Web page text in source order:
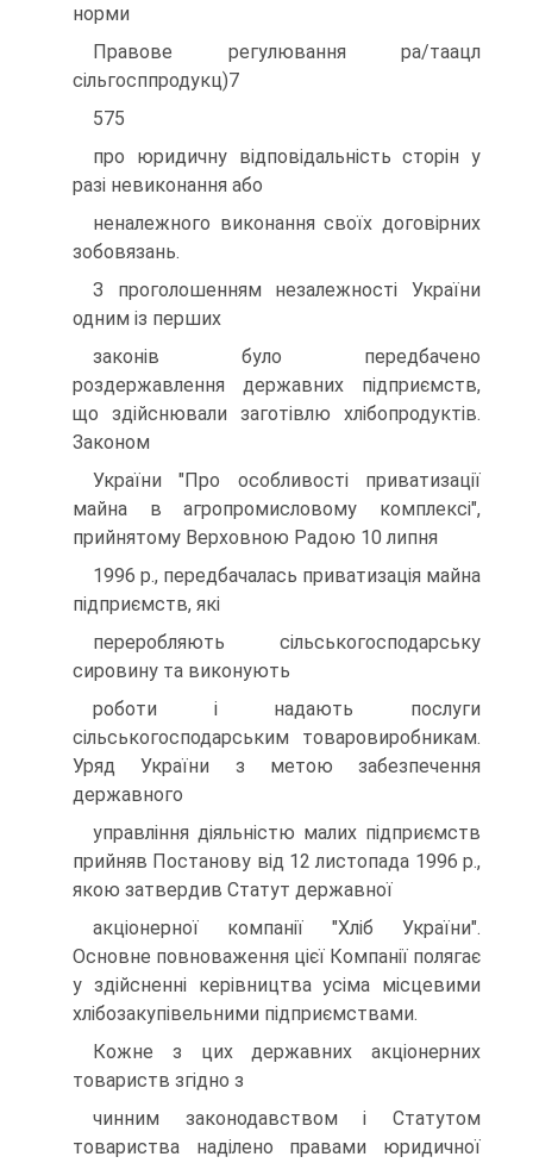
норми
Правове регулювання ра/таацл
сiльгосппродукц)7
575
про юридичну вiдповiдальнiсть сторiн у
разi невиконання або
неналежного виконання своїх договiрних
зобовязань.
З проголошенням незалежностi України
одним iз перших
законiв було передбачено
роздержавлення державних пiдприємств,
що здiйснювали заготiвлю хлiбопродуктiв.
Законом
України "Про особливостi приватизацiї
майна в агропромисловому комплексi",
прийнятому Верховною Радою 10 липня
1996 р., передбачалась приватизацiя майна
пiдприємств, якi
переробляють сiльськогосподарську
сировину та виконують
роботи i надають послуги
сiльськогосподарським товаровиробникам.
Уряд України з метою забезпечення
державного
управлiння дiяльнiстю малих пiдприємств
прийняв Постанову вiд 12 листопада 1996 р.,
якою затвердив Статут державної
акцiонерної компанiї "Хлiб України".
Основне повноваження цiєї Компанiї полягає
у здiйсненнi керiвництва усiма мiсцевими
хлiбозакупiвельними пiдприємствами.
Кожне з цих державних акцiонерних
товариств згiдно з
чинним законодавством i Статутом
товариства надiлено правами юридичної